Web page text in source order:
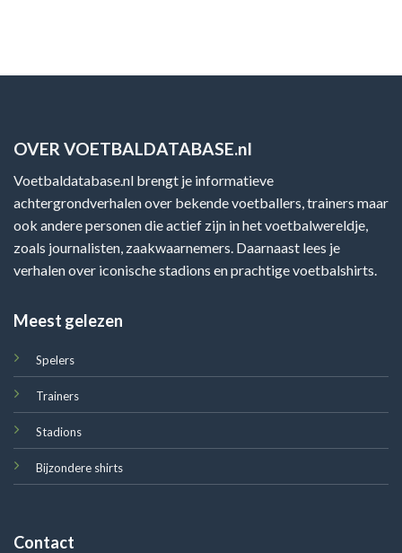
OVER VOETBALDATABASE.nl
Voetbaldatabase.nl brengt je informatieve
achtergrondverhalen over bekende voetballers, trainers maar
ook andere personen die actief zijn in het voetbalwereldje,
zoals journalisten, zaakwaarnemers. Daarnaast lees je
verhalen over iconische stadions en prachtige voetbalshirts.
Meest gelezen
Spelers
Trainers
Stadions
Bijzondere shirts
Contact